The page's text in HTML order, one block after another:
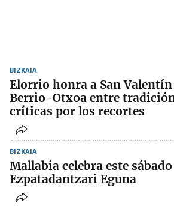
BIZKAIA
Elorrio honra a San Valentín
Berrio-Otxoa entre
críticas por los recortes
BIZKAIA
Mallabia celebra este
Ezpatadantzari Eguna